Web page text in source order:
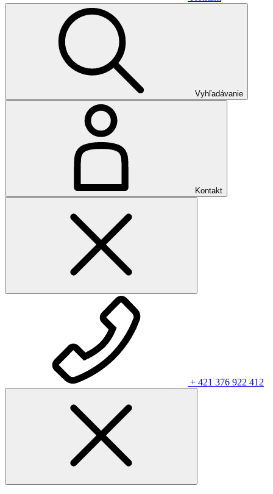
Vyhľadávanie
Kontakt
+ 421 376 922 412